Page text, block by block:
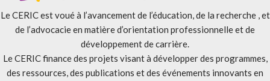
Le CERIC est voué à l’avancement de l’éducation, de la recherche , et
de l’advocacie en matière d’orientation professionnelle et de
développement de carrière.
Le CERIC finance des projets visant à développer des programmes,
des ressources, des publications et des événements innovants en